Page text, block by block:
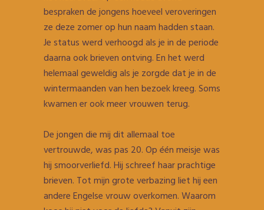
bespraken de jongens hoeveel veroveringen
ze deze zomer op hun naam hadden staan.
Je status werd verhoogd als je in de periode
daarna ook brieven ontving. En het werd
helemaal geweldig als je zorgde dat je in de
wintermaanden van hen bezoek kreeg. Soms
kwamen er ook meer vrouwen terug.
De jongen die mij dit allemaal toe
vertrouwde, was pas 20. Op één meisje was
hij smoorverliefd. Hij schreef haar prachtige
brieven. Tot mijn grote verbazing liet hij een
andere Engelse vrouw overkomen. Waarom